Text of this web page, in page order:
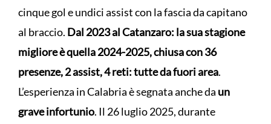
cinque gol e undici assist con la fascia da capitano
al braccio. Dal 2023 al Catanzaro: la sua stagione
migliore è quella 2024-2025, chiusa con 36
presenze, 2 assist, 4 reti: tutte da fuori area.
L’esperienza in Calabria è segnata anche da un
grave infortunio. Il 26 luglio 2025, durante